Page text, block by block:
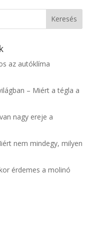
az autóklíma
– Miért a tégla a
nagy ereje a
nem mindegy, milyen
érdemes a molinó